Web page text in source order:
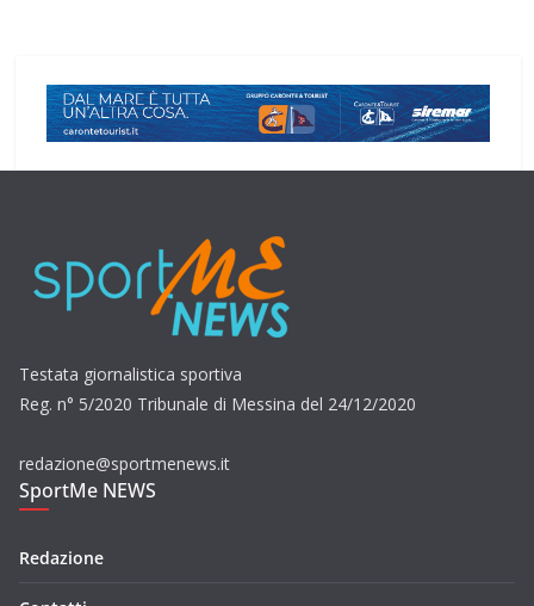
Testata giornalistica sportiva
Reg. n° 5/2020 Tribunale di Messina del 24/12/2020
redazione@sportmenews.it
SportMe NEWS
Redazione